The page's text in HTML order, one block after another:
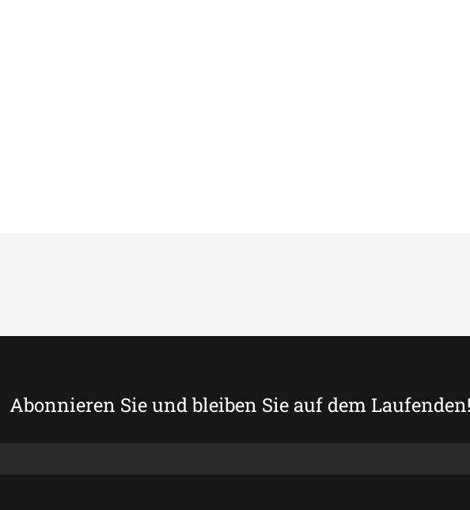
Abonnieren Sie und bleiben Sie auf dem Laufenden!